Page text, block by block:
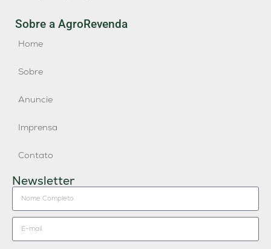
Sobre a AgroRevenda
Home
Sobre
Anuncie
Imprensa
Contato
Newsletter